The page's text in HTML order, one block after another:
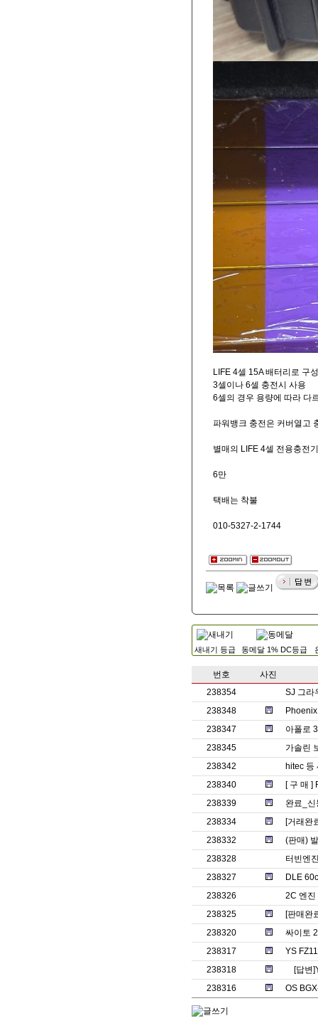
LIFE 4셀 15A 배터리로 구성
3셀이나 6셀 충전시 사용
6셀의 경우 용량에 따라 다
파워뱅크 충전은 커버열고
별매의 LIFE 4셀 전용충전
6만
택배는 착불
010-5327-2-1744
새내기 등급 동메달 1% DC등급
번호
사진
238354
SJ 그라
238348
238347
아폴로
238345
가솔린
238342
hitec 등
238340
[ 구 매 ]
238339
완료_
238334
[거래완
238332
(판매)
238328
터빈엔
238327
DLE
238326
2C 엔진
238325
[판매완
238320
싸이토
238317
YS
238318
[답변
238316
OS